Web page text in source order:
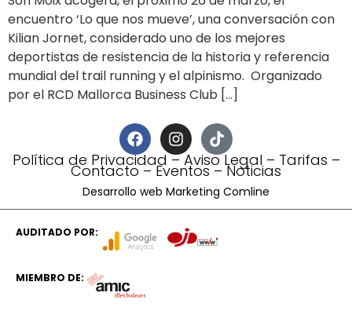
encuentro ‘Lo que nos mueve’, una conversación con
Kilian Jornet, considerado uno de los mejores
deportistas de resistencia de la historia y referencia
mundial del trail running y el alpinismo. Organizado
por el RCD Mallorca Business Club […]
Política de Privacidad–Aviso Legal – Tarifas –
Contacto–Eventos–Noticias
Desarrollo web Marketing Comline
AUDITADO POR:
MIEMBRO DE: